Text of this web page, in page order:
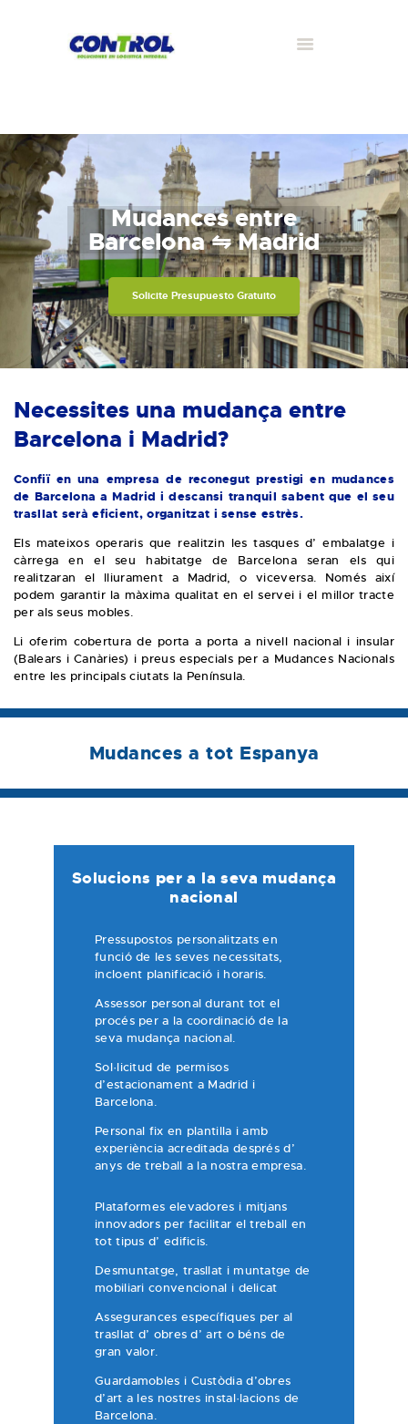
Mudances entre
Barcelona ⇋ Madrid
Solicite Presupuesto Gratuito
Necessites una mudança entre
Barcelona i Madrid?
Confiï en una empresa de reconegut prestigi en mudances
de Barcelona a Madrid i descansi tranquil sabent que el seu
trasllat serà eficient, organitzat i sense estrès.
Els mateixos operaris que realitzin les tasques d’ embalatge i
càrrega en el seu habitatge de Barcelona seran els qui
realitzaran el lliurament a Madrid, o viceversa. Només així
podem garantir la màxima qualitat en el servei i el millor tracte
per als seus mobles.
Li oferim cobertura de porta a porta a nivell nacional i insular
(Balears i Canàries) i preus especials per a Mudances Nacionals
entre les principals ciutats la Península.
Mudances a tot Espanya
Solucions per a la seva mudança
nacional
Pressupostos personalitzats en
funció de les seves necessitats,
incloent planificació i horaris.
Assessor personal durant tot el
procés per a la coordinació de la
seva mudança nacional.
Sol·licitud de permisos
d’estacionament a Madrid i
Barcelona.
Personal fix en plantilla i amb
experiència acreditada després d’
anys de treball a la nostra empresa.
Plataformes elevadores i mitjans
innovadors per facilitar el treball en
tot tipus d’ edificis.
Desmuntatge, trasllat i muntatge de
mobiliari convencional i delicat
Assegurances específiques per al
trasllat d’ obres d’ art o béns de
gran valor.
Guardamobles i Custòdia d’obres
d’art a les nostres instal·lacions de
Barcelona.